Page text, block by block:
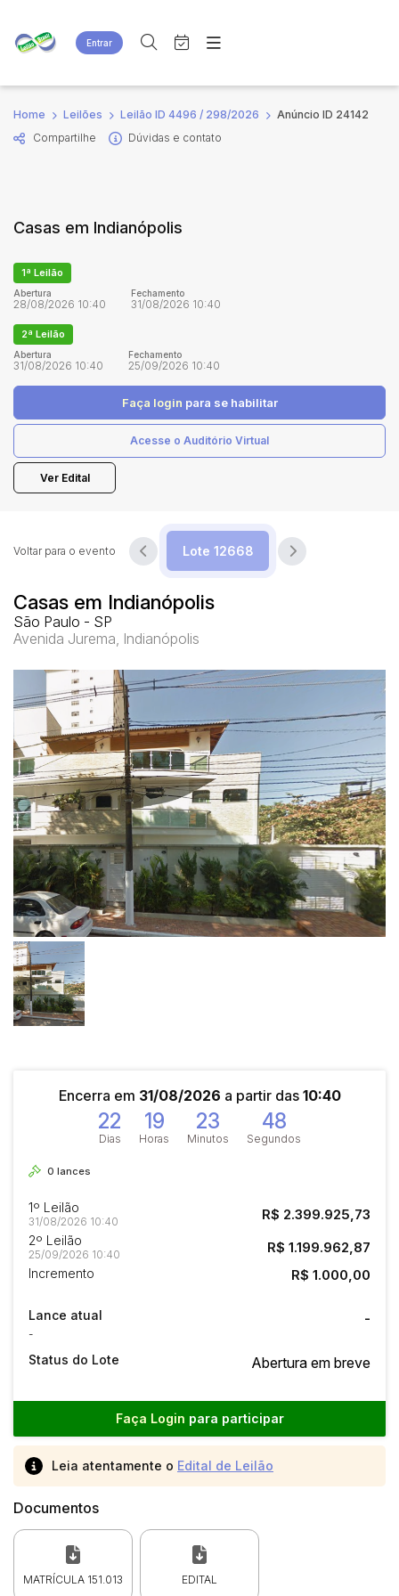
Entrar
Criar conta Entrar
Site
Agenda
Quem Somos
Busca por palavra-chave
Estados
Bairro
Judiciais
Faixa de valor
Quem Somos
Home Leilões Leilão ID 4496 / 298/2026
Anúncio ID 24142
Compartilhe
Dúvidas e contato
Casas em Indianópolis
1ª Leilão
Abertura
28/08/2026 10:40
Fechamento
31/08/2026 10:40
2ª Leilão
Abertura
31/08/2026 10:40
Fechamento
25/09/2026 10:40
Faça login para se habilitar
Acesse o Auditório Virtual
Ver Edital
Casas em Indianópolis
São Paulo - SP
Avenida Jurema, Indianópolis
Voltar para o evento
Encerra em 31/08/2026 a partir das 10:40
22
Dias
19
Horas
23
Minutos
48
Segundos
0 lances
1º Leilão
31/08/2026 10:40 R$ 2.399.925,73
2º Leilão
25/09/2026 10:40 R$ 1.199.962,87
Incremento R$ 1.000,00
Lance atual
-
-
Status do Lote Abertura em breve
Faça Login para participar
Leia atentamente o Edital de Leilão
Documentos
MATRÍCULA 151.013 EDITAL